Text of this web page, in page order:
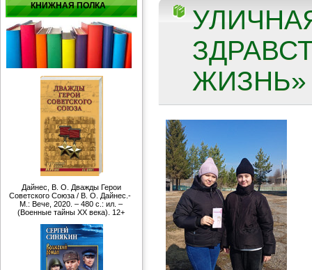
КНИЖНАЯ ПОЛКА
Дайнес, В. О. Дважды Герои
Советского Союза / В. О. Дайнес.-
М.: Вече, 2020. – 480 с.: ил. –
(Военные тайны ХХ века). 12+
ЖИЗНЬ»